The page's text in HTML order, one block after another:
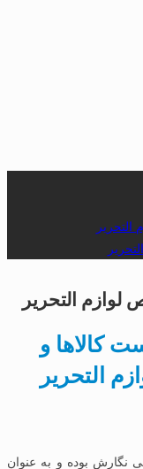
التحریر
التحریر
کالاها و
التحریر
نگارش بوده و به عنوان